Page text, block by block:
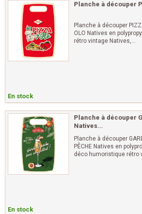
Planche à découper
Planche à découper
OLO Natives en
rétro vintage Natives,...
En stock
Planche à découper
Natives...
Planche à découper
PÊCHE Natives en
déco humoristique rétro
En stock